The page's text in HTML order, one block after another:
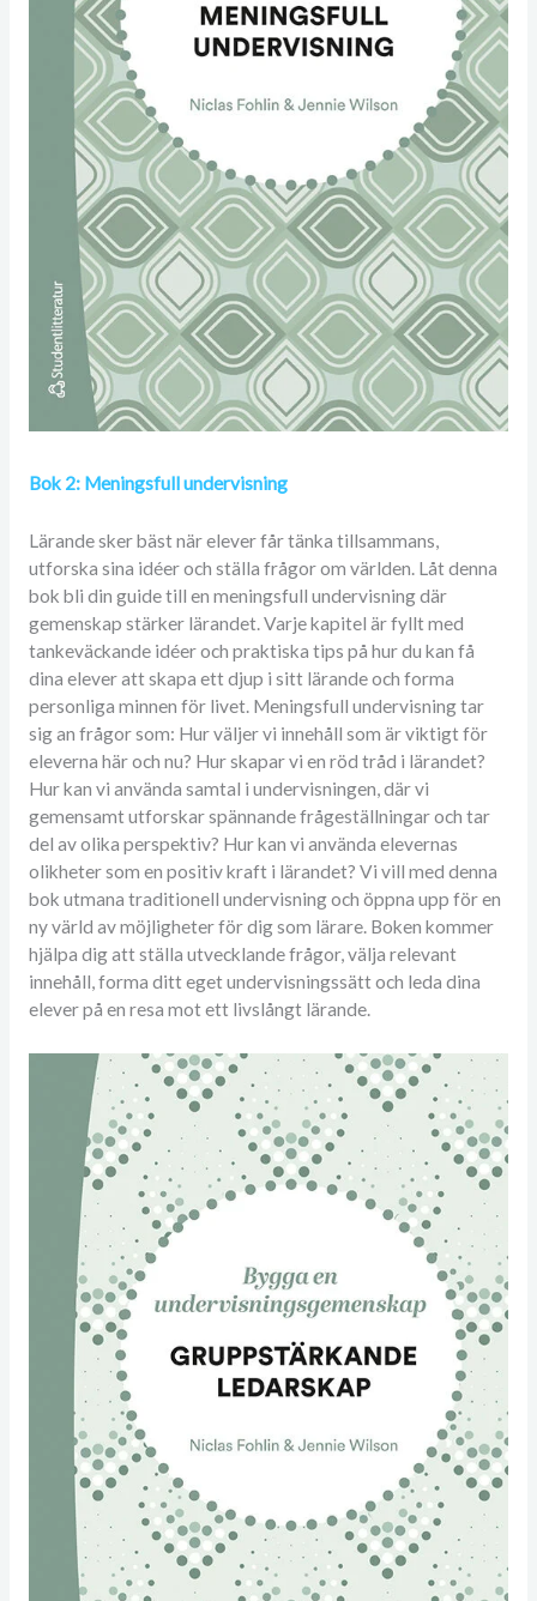
Bok 2: Meningsfull undervisning
Lärande sker bäst när elever får tänka tillsammans,
utforska sina idéer och ställa frågor om världen. Låt denna
bok bli din guide till en meningsfull undervisning där
gemenskap stärker lärandet. Varje kapitel är fyllt med
tankeväckande idéer och praktiska tips på hur du kan få
dina elever att skapa ett djup i sitt lärande och forma
personliga minnen för livet. Meningsfull undervisning tar
sig an frågor som: Hur väljer vi innehåll som är viktigt för
eleverna här och nu? Hur skapar vi en röd tråd i lärandet?
Hur kan vi använda samtal i undervisningen, där vi
gemensamt utforskar spännande frågeställningar och tar
del av olika perspektiv? Hur kan vi använda elevernas
olikheter som en positiv kraft i lärandet? Vi vill med denna
bok utmana traditionell undervisning och öppna upp för en
ny värld av möjligheter för dig som lärare. Boken kommer
hjälpa dig att ställa utvecklande frågor, välja relevant
innehåll, forma ditt eget undervisningssätt och leda dina
elever på en resa mot ett livslångt lärande.